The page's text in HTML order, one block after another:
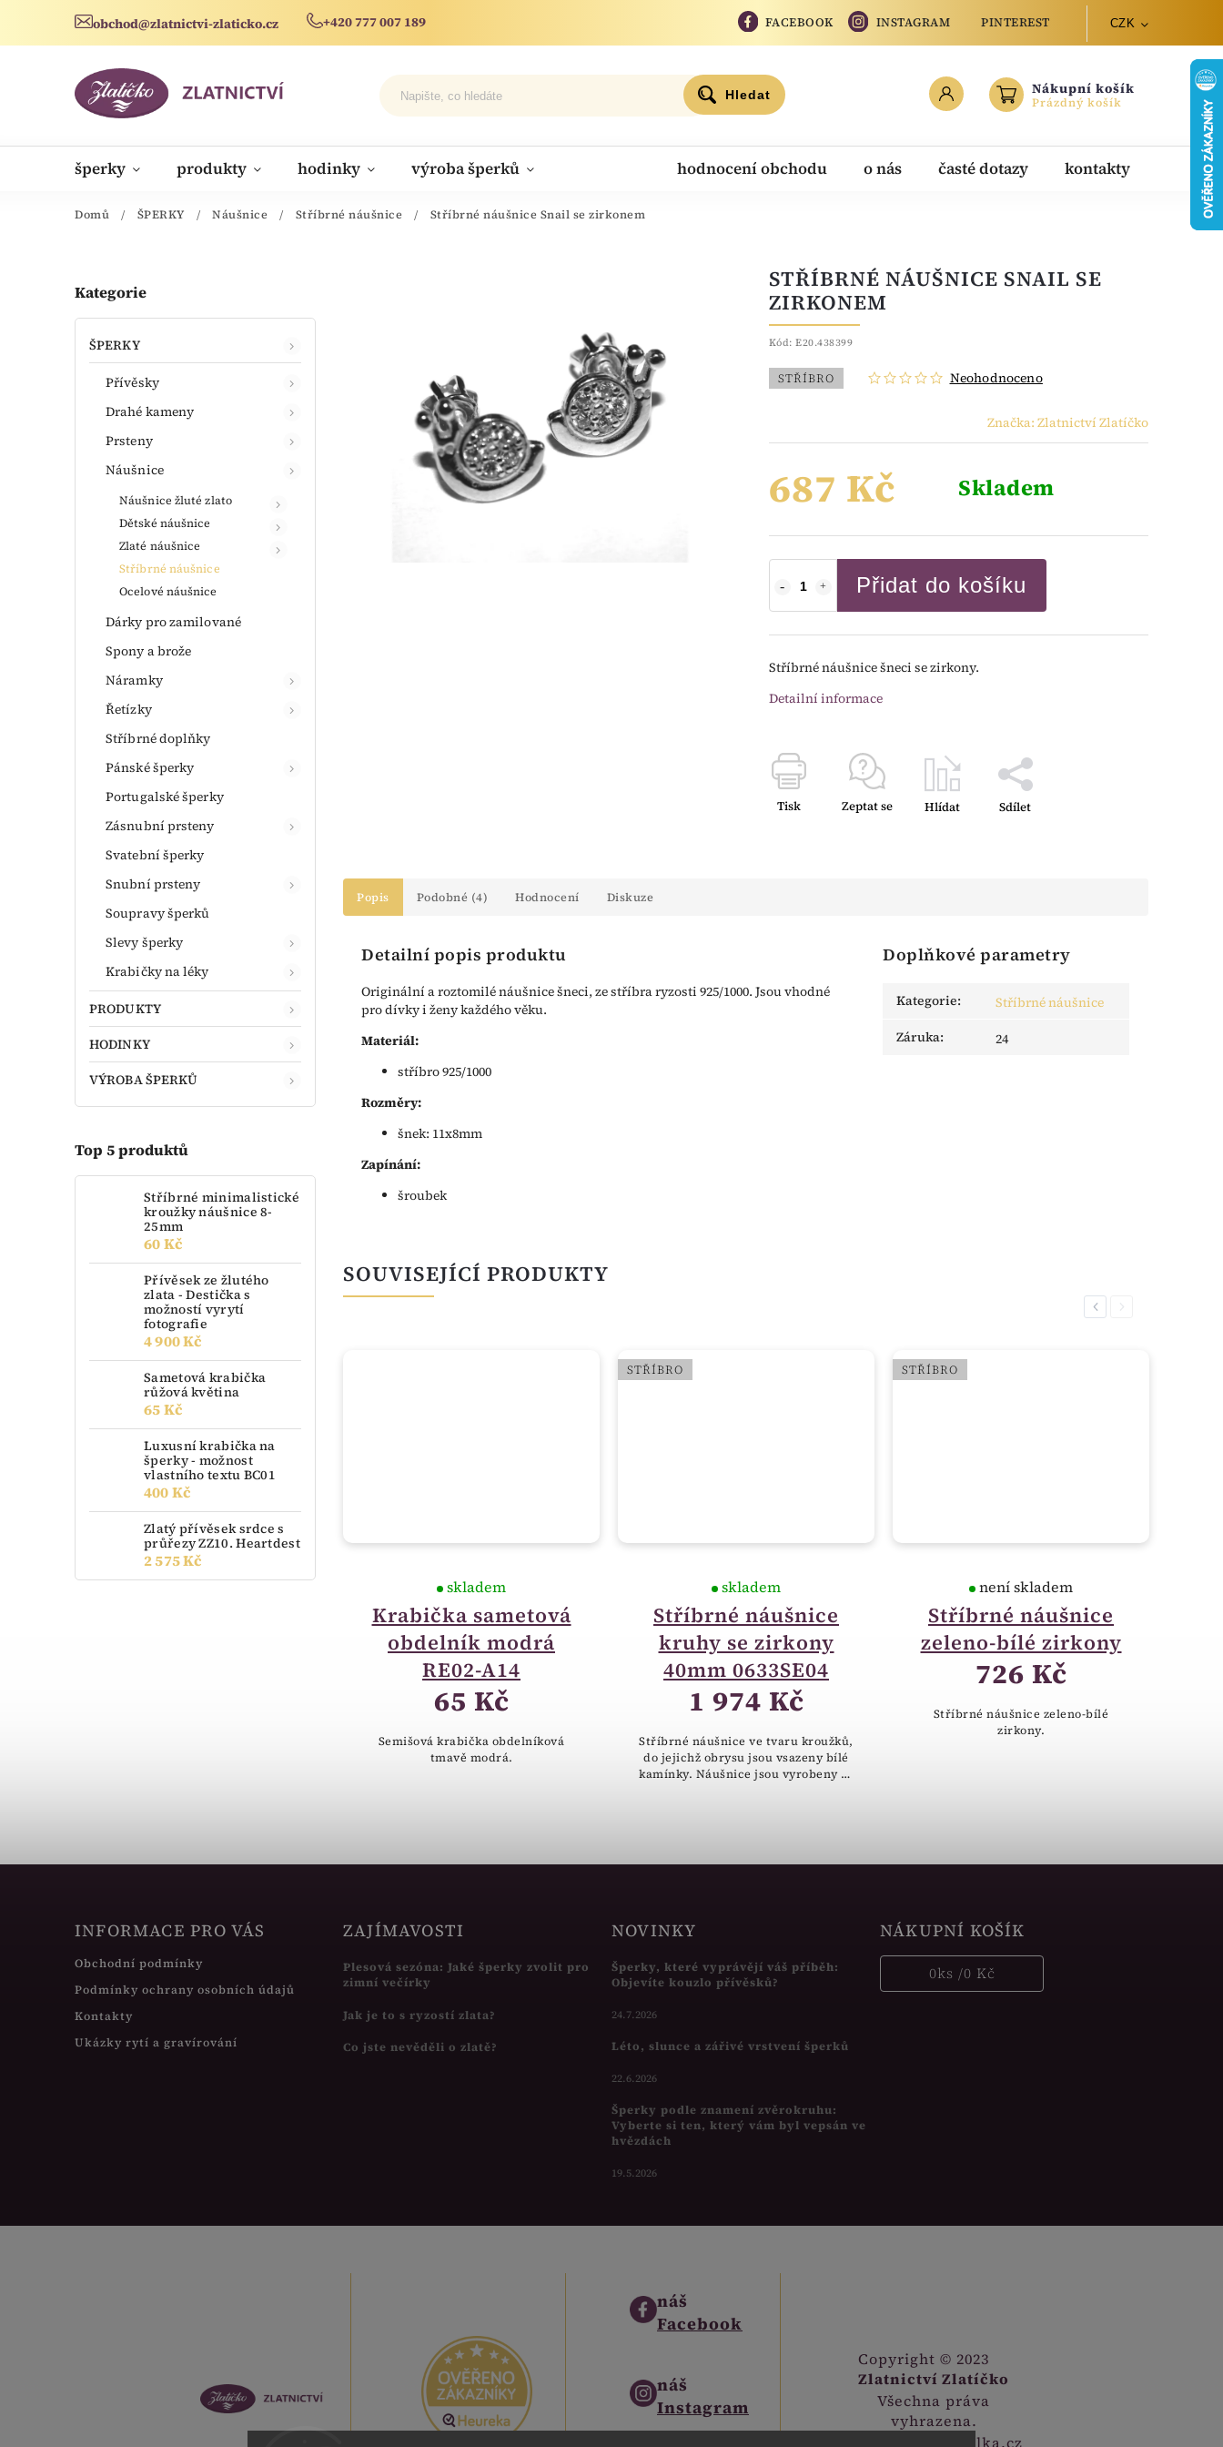
obchod@zlatnictvi-zlaticko.cz +420 777 007 189 FACEBOOK INSTAGRAM PINTEREST CZK
Hledat Nákupní košík
Prázdný košík
šperky produkty hodinky výroba šperků hodnocení obchodu o nás časté dotazy kontakty
novinky
Domů / ŠPERKY / Náušnice / Stříbrné náušnice / Stříbrné náušnice Snail se zirkonem
Kategorie
ŠPERKY
Přívěsky
Drahé kameny
Prsteny
Náušnice
Náušnice žluté zlato
Dětské náušnice
Zlaté náušnice
Stříbrné náušnice
Ocelové náušnice
Dárky pro zamilované
Spony a brože
Náramky
Řetízky
Stříbrné doplňky
Pánské šperky
Portugalské šperky
Zásnubní prsteny
Svatební šperky
Snubní prsteny
Soupravy šperků
Slevy šperky
Krabičky na léky
PRODUKTY
HODINKY
VÝROBA ŠPERKŮ
Top 5 produktů
Stříbrné minimalistické
kroužky náušnice 8-
25mm
60 Kč
Přívěsek ze žlutého
zlata - Destička s
možností vyrytí
fotografie
4 900 Kč
Sametová krabička
růžová květina
65 Kč
Luxusní krabička na
šperky - možnost
vlastního textu BC01
400 Kč
Zlatý přívěsek srdce s
průřezy ZZ10. Heartdest
2 575 Kč
STŘÍBRNÉ NÁUŠNICE SNAIL SE
ZIRKONEM
Kód: E20.438399
STŘÍBRO Neohodnoceno
Značka: Zlatnictví Zlatíčko
687 Kč Skladem
Přidat do košíku
Stříbrné náušnice šneci se zirkony.
Detailní informace
Tisk Zeptat se Hlídat Sdílet
Popis Podobné (4) Hodnocení Diskuze
Detailní popis produktu
Originální a roztomilé náušnice šneci, ze stříbra ryzosti 925/1000. Jsou vhodné
pro dívky i ženy každého věku.
Materiál:
stříbro 925/1000
Rozměry:
šnek: 11x8mm
Zapínání:
šroubek
Doplňkové parametry
Kategorie:
Stříbrné náušnice
Záruka: 24
SOUVISEJÍCÍ PRODUKTY
Previous
skladem
Krabička sametová
obdelník modrá
RE02-A14
skladem
65 Kč
Semišová krabička obdelníková
tmavě modrá.
STŘÍBRO
Stříbrné náušnice
kruhy se zirkony
40mm 0633SE04
skladem
1 974 Kč
Stříbrné náušnice ve tvaru kroužků,
do jejichž obrysu jsou vsazeny bílé
kamínky. Náušnice jsou vyrobeny ze
STŘÍBRO
Stříbrné náušnice
zeleno-bílé zirkony
není skladem
726 Kč
Stříbrné náušnice zeleno-bílé
zirkony.
Next
INFORMACE PRO VÁS
Obchodní podmínky
Podmínky ochrany osobních údajů
Kontakty
Ukázky rytí a gravírování
ZAJÍMAVOSTI
Plesová sezóna: Jaké šperky zvolit pro
zimní večírky
Jak je to s ryzostí zlata?
Co jste nevěděli o zlatě?
NOVINKY
Šperky, které vyprávějí váš příběh:
Objevíte kouzlo přívěsků?
24.7.2026
Léto, slunce a zářivé vrstvení šperků
22.6.2026
Šperky podle znamení zvěrokruhu:
Vyberte si ten, který vám byl vepsán ve
hvězdách
19.5.2026
NÁKUPNÍ KOŠÍK
0ks /0 Kč
náš
Facebook
náš
Instagram
Copyright © 2023
Zlatnictví Zlatíčko
Všechna práva
vyhrazena.
Digitalka.cz